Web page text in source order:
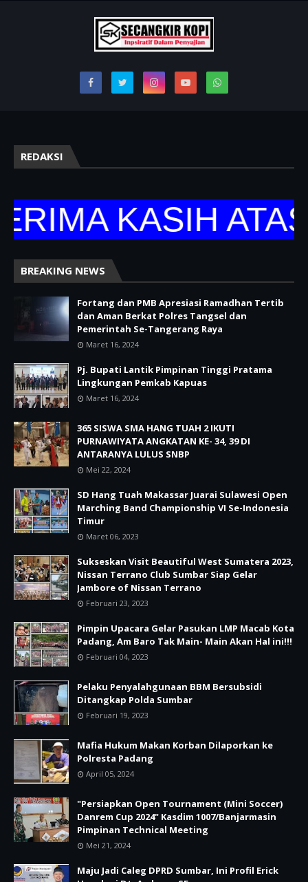
REDAKSI
KASIH ATAS
BREAKING NEWS
Fortang dan PMB Apresiasi Ramadhan Tertib
dan Aman Berkat Polres Tangsel dan
Pemerintah Se-Tangerang Raya
Maret 16, 2024
Pj. Bupati Lantik Pimpinan Tinggi Pratama
Lingkungan Pemkab Kapuas
Maret 16, 2024
365 SISWA SMA HANG TUAH 2 IKUTI
PURNAWIYATA ANGKATAN KE- 34, 39 DI
ANTARANYA LULUS SNBP
Mei 22, 2024
SD Hang Tuah Makassar Juarai Sulawesi Open
Marching Band Championship VI Se-Indonesia
Timur
Maret 06, 2023
Sukseskan Visit Beautiful West Sumatera 2023,
Nissan Terrano Club Sumbar Siap Gelar
Jambore of Nissan Terrano
Februari 23, 2023
Pimpin Upacara Gelar Pasukan LMP Macab Kota
Padang, Am Baro Tak Main- Main Akan Hal ini!!!
Februari 04, 2023
Pelaku Penyalahgunaan BBM Bersubsidi
Ditangkap Polda Sumbar
Februari 19, 2023
Mafia Hukum Makan Korban Dilaporkan ke
Polresta Padang
April 05, 2024
"Persiapkan Open Tournament (Mini Soccer)
Danrem Cup 2024" Kasdim 1007/Banjarmasin
Pimpinan Technical Meeting
Mei 21, 2024
Maju Jadi Caleg DPRD Sumbar, Ini Profil Erick